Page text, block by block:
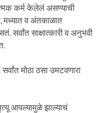
कर्म केलेलं असण्याची
मध्यात व अंतकाळात
साक्षात्कारी व अनुभवी
मोठा ठसा उमटवणारा
आपल्यामुळे झाल्याचं